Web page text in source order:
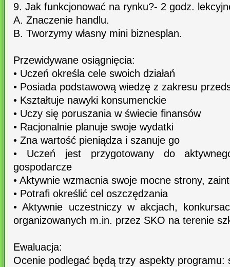
9. Jak funkcjonować na rynku?- 2 godz.
A. Znaczenie handlu.
B. Tworzymy własny mini biznesplan.
Przewidywane osiągnięcia:
• Uczeń określa cele swoich działań
• Posiada podstawową wiedzę z zakresu
• Kształtuje nawyki konsumenckie
• Uczy się poruszania w świecie finansów
• Racjonalnie planuje swoje wydatki
• Zna wartość pieniądza i szanuje go
• Uczeń jest przygotowany do
gospodarcze
• Aktywnie wzmacnia swoje mocne strony,
• Potrafi określić cel oszczędzania
• Aktywnie uczestniczy w akcjach,
organizowanych m.in. przez SKO na terenie
Ewaluacja:
Ocenie podlegać będą trzy aspekty programu: